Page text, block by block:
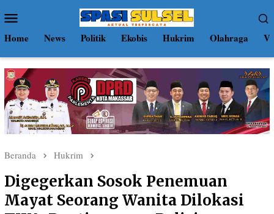
ke
kontenMobile
Home News Politik Ekobis Hukrim Olahraga
Beranda Hukrim
Digegerkan Sosok Penemuan
Mayat Seorang Wanita Dilokasi